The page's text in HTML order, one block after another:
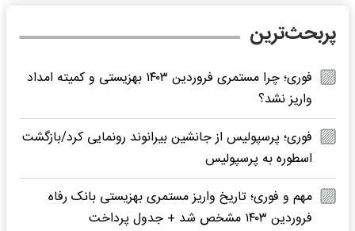
پربحث‌ترین
فوری؛ چرا مستمری فروردین ۱۴۰۳ بهزیستی و کمیته امداد
واریز نشد؟
فوری؛ پرسپولیس از جانشین بیرانوند رونمایی کرد/بازگشت
اسطوره به پرسپولیس
مهم و فوری؛ تاریخ واریز مستمری بهزیستی بانک رفاه
فروردین ۱۴۰۳ مشخص شد + جدول پرداخت